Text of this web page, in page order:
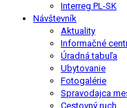
Interreg PL-SK
Návštevník
Aktuality
Informačné
Úradná tabuľa
Ubytovanie
Fotogalérie
Spravodajca
Cestovný ruch